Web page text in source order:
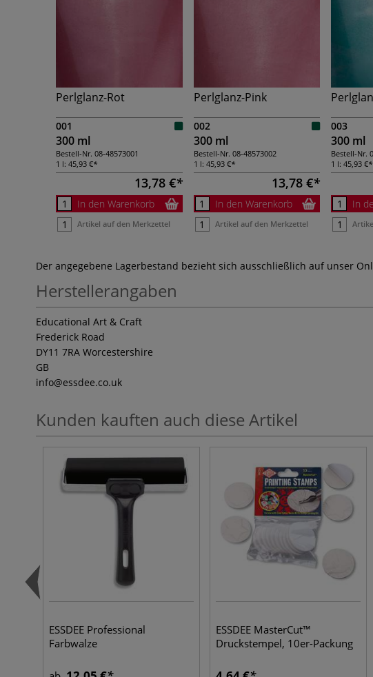
Perlglanz-Rot
001
300 ml
Bestell-Nr. 08-48573001
1 l: 45,93 €
13,78 €
In den Warenkorb
Artikel auf den Merkzettel
Perlglanz-Pink
002
300 ml
Bestell-Nr. 08-48573002
1 l: 45,93 €
13,78 €
In den Warenkorb
Artikel auf den Merkzettel
003
300 ml
Bestell-Nr.
1 l:45,93 €
In
Der angegebene Lagerbestand bezieht sich ausschließlich auf unser
Herstellerangaben
Educational Art & Craft
Frederick Road
DY11 7RA Worcestershire
GB
info@essdee.co.uk
Kunden kauften auch diese Artikel
ESSDEE Professional
Farbwalze
ESSDEE MasterCut™
Druckstempel, 10er-Packung